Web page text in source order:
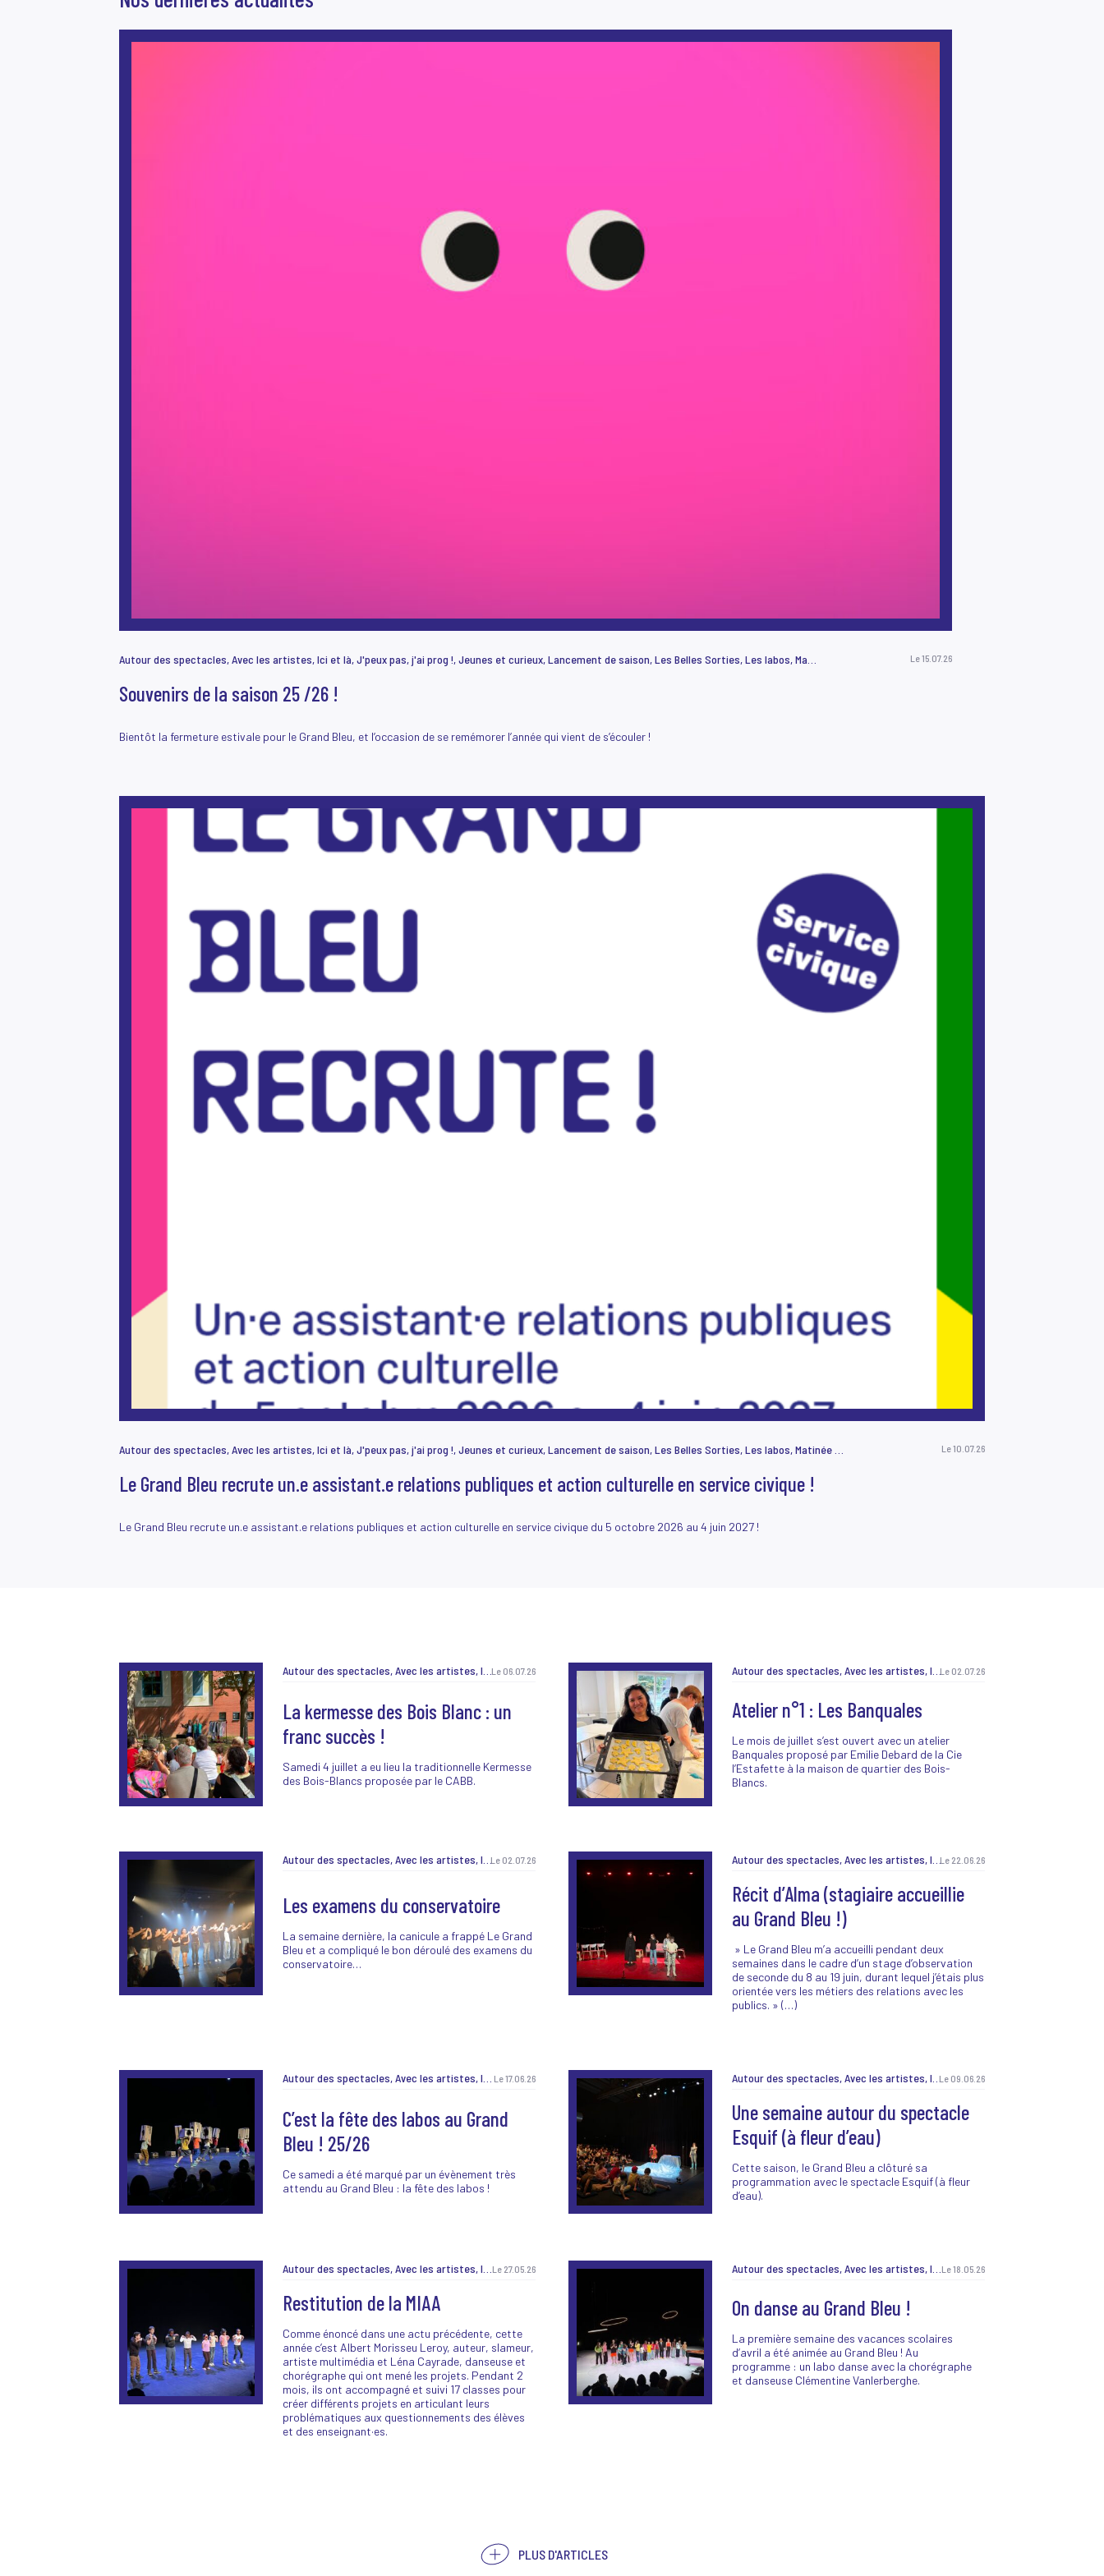
Le 15.07.26
Souvenirs de la saison 25 /26 !
Bientôt la fermeture estivale pour le Grand Bleu, et l’occasion de se remémorer l’année qui vient de s’écouler !
Le 10.07.26
Le Grand Bleu recrute un.e assistant.e relations publiques et action culturelle en service civique !
Le Grand Bleu recrute un.e assistant.e relations publiques et action culturelle en service civique du 5 octobre 2026 au 4 juin 2027 !
Autour des spectacles, Avec les artistes, Ici et là, J'peux pas, j'ai prog !, Jeunes et curieux, Lancement de saison, Les Belles Sorties, Les labos, Matinée créative, Non classé, Pendant les vacances, Pratique amateur, Projet EAC, Recrutement, Résidence MiAA, TeeNEXTers, TeeNEXTers, Vie de la maison, Vie de la maisonLe 06.07.26
La kermesse des Bois Blanc : un
franc succès !
Samedi 4 juillet a eu lieu la traditionnelle Kermesse
des Bois-Blancs proposée par le CABB.
Autour des spectacles, Avec les artistes, Ici et là, J'peux pas, j'ai prog !, Jeunes et curieux, Lancement de saison, Les Belles Sorties, Les labos, Matinée créative, Non classé, Pendant les vacances, Pratique amateur, Projet EAC, Recrutement, Résidence MiAA, TeeNEXTers, TeeNEXTers, Vie de la maison, Vie de la maisonLe 02.07.26
Atelier n°1 : Les Banquales
Le mois de juillet s’est ouvert avec un atelier
Banquales proposé par Emilie Debard de la Cie
l’Estafette à la maison de quartier des Bois-
Blancs.
Autour des spectacles, Avec les artistes, Ici et là, J'peux pas, j'ai prog !, Jeunes et curieux, Lancement de saison, Les Belles Sorties, Les labos, Matinée créative, Non classé, Pendant les vacances, Pratique amateur, Projet EAC, Recrutement, Résidence MiAA, TeeNEXTers, TeeNEXTers, Vie de la maison, Vie de la maisonLe 02.07.26
Les examens du conservatoire
La semaine dernière, la canicule a frappé Le Grand
Bleu et a compliqué le bon déroulé des examens du
conservatoire…
Autour des spectacles, Avec les artistes, Ici et là, J'peux pas, j'ai prog !, Jeunes et curieux, Lancement de saison, Les Belles Sorties, Les labos, Matinée créative, Non classé, Pendant les vacances, Pratique amateur, Projet EAC, Recrutement, Résidence MiAA, TeeNEXTers, TeeNEXTers, Vie de la maison, Vie de la maisonLe 22.06.26
Récit d’Alma (stagiaire accueillie
au Grand Bleu !)
» Le Grand Bleu m’a accueilli pendant deux
semaines dans le cadre d’un stage d’observation
de seconde du 8 au 19 juin, durant lequel j’étais plus
orientée vers les métiers des relations avec les
publics. » (…)
Le 17.06.26
C’est la fête des labos au Grand
Bleu ! 25/26
Ce samedi a été marqué par un évènement très
attendu au Grand Bleu : la fête des labos !
Autour des spectacles, Avec les artistes, Ici et là, J'peux pas, j'ai prog !, Jeunes et curieux, Lancement de saison, Les Belles Sorties, Les labos, Matinée créative, Non classé, Pendant les vacances, Pratique amateur, Projet EAC, Recrutement, Résidence MiAA, TeeNEXTers, TeeNEXTers, Vie de la maison, Vie de la maisonLe 09.06.26
Une semaine autour du spectacle
Esquif (à fleur d’eau)
Cette saison, le Grand Bleu a clôturé sa
programmation avec le spectacle Esquif (à fleur
d’eau).
Le 27.05.26
Restitution de la MIAA
Comme énoncé dans une actu précédente, cette
année c’est Albert Morisseu Leroy, auteur, slameur,
artiste multimédia et Léna Cayrade, danseuse et
chorégraphe qui ont mené les projets. Pendant 2
mois, ils ont accompagné et suivi 17 classes pour
créer différents projets en articulant leurs
problématiques aux questionnements des élèves
et des enseignant·es.
Le 18.05.26
On danse au Grand Bleu !
La première semaine des vacances scolaires
d’avril a été animée au Grand Bleu ! Au
programme : un labo danse avec la chorégraphe
et danseuse Clémentine Vanlerberghe.
PLUS D'ARTICLES